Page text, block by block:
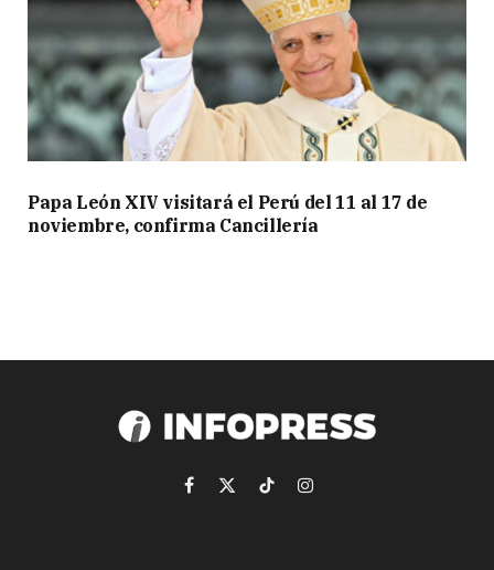
Papa León XIV visitará el Perú del 11 al 17 de
noviembre, confirma Cancillería
Facebook
X
TikTokInstagram